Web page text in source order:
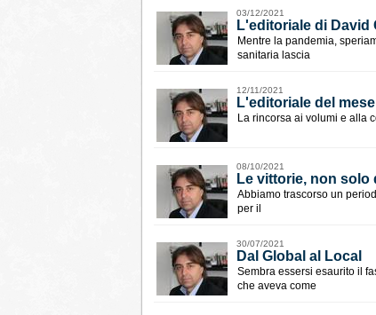
03/12/2021
L'editoriale di
Mentre la pandemia,
sanitaria lascia
12/11/2021
​L'editoriale del
La rincorsa ai volumi e alla
08/10/2021
Le vittorie, non solo
Abbiamo trascorso un
per il
30/07/2021
Dal Global al Local
Sembra essersi esaurito il
che aveva come